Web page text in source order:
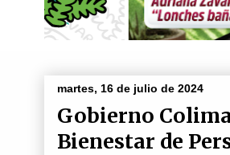
martes, 16 de julio de 2024
Gobierno
Bienestar de